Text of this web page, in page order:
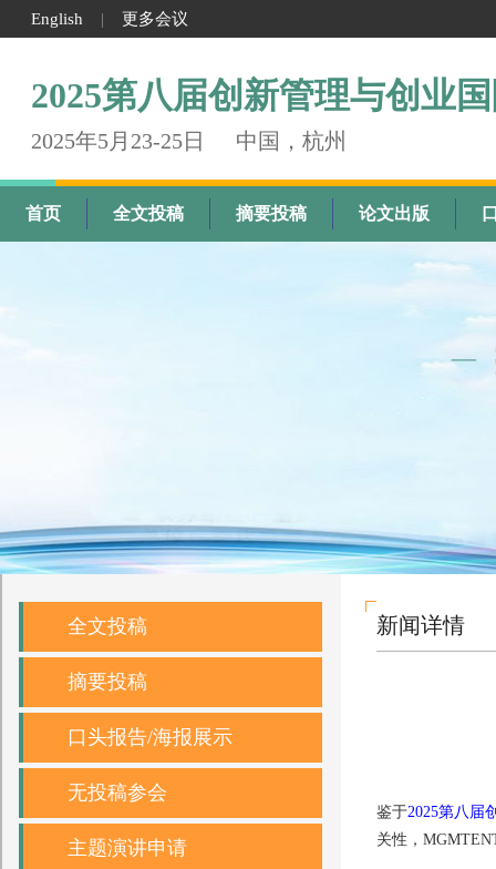
English 更多会议
2025第八届创新管理与创业
2025年5月23-25日 中国，杭州
首页 全文投稿 摘要投稿 论文出版
全文投稿
摘要投稿
口头报告/海报展示
无投稿参会
主题演讲申请
新闻详情
鉴于2025第八届
关性，